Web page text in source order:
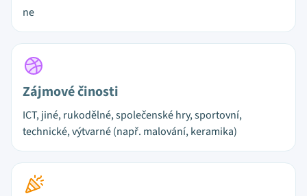
ne
Zájmové činosti
ICT, jiné, rukodělné, společenské hry, sportovní,
technické, výtvarné (např. malování, keramika)